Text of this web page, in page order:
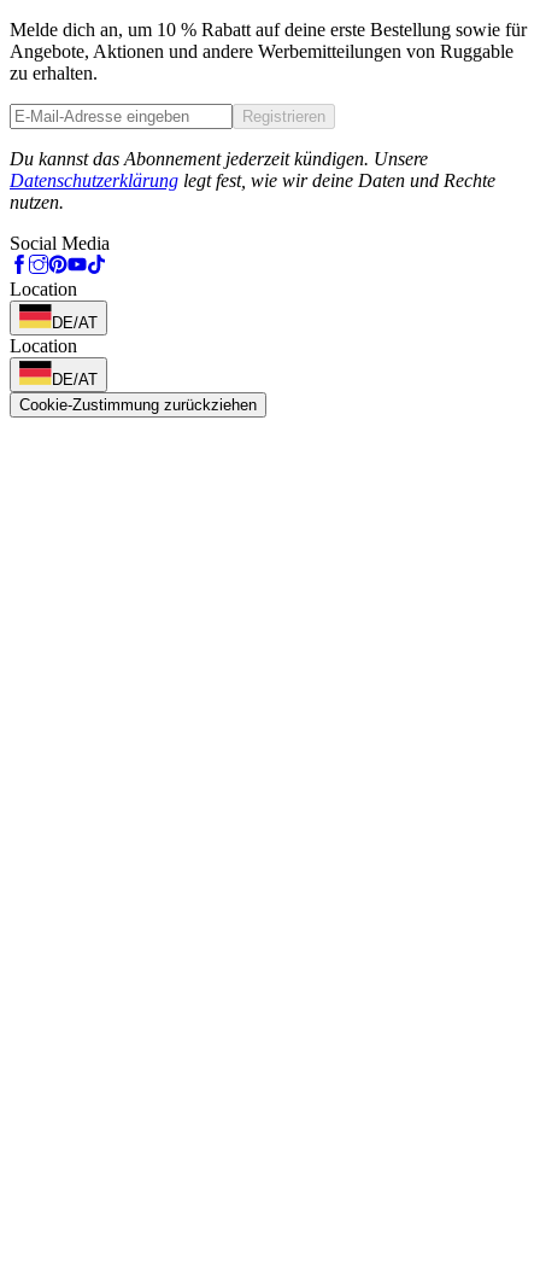
Melde dich an, um 10 % Rabatt auf deine erste Bestellung sowie für
Angebote, Aktionen und andere Werbemitteilungen von Ruggable
zu erhalten.
Registrieren
Du kannst das Abonnement jederzeit kündigen. Unsere
Datenschutzerklärung legt fest, wie wir deine Daten und Rechte
nutzen.
Social Media
Location
DE/AT
Location
DE/AT
Cookie-Zustimmung zurückziehen